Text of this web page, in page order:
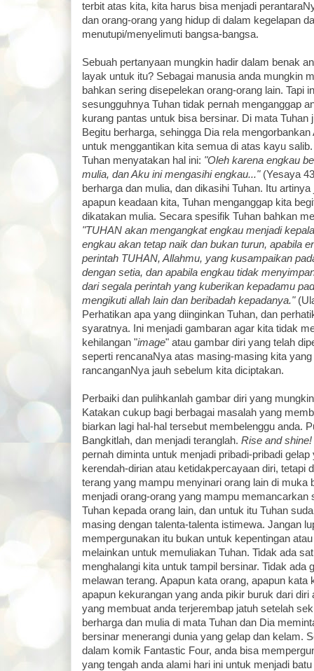
terbit atas kita, kita harus bisa menjadi
dan orang-orang yang hidup di dalam kegelapan
menutupi/menyelimuti bangsa-bangsa.
Sebuah pertanyaan mungkin hadir dalam benak
layak untuk itu? Sebagai manusia anda mungkin
bahkan sering disepelekan orang-orang lain. Tapi
sesungguhnya Tuhan tidak pernah menganggap
kurang pantas untuk bisa bersinar. Di mata Tuhan
Begitu berharga, sehingga Dia rela
untuk menggantikan kita semua di atas kayu
Tuhan menyatakan hal ini: "Oleh karena engkau
mulia, dan Aku ini mengasihi engkau..."(Yesaya
berharga dan mulia, dan dikasihi Tuhan. Itu
apapun keadaan kita, Tuhan menganggap kita
dikatakan mulia. Secara spesifik Tuhan bahkan
"TUHAN akan mengangkat engkau menjadi
engkau akan tetap naik dan bukan turun, apabila
perintah TUHAN, Allahmu, yang kusampaikan
dengan setia, dan apabila engkau tidak
dari segala perintah yang kuberikan kepadamu
mengikuti allah lain dan beribadah kepadanya."
Perhatikan apa yang diinginkan Tuhan, dan
syaratnya. Ini menjadi gambaran agar kita tidak
kehilangan "image" atau gambar diri yang telah
seperti rencanaNya atas masing-masing kita
rancanganNya jauh sebelum kita diciptakan.
Perbaiki dan pulihkanlah gambar diri yang
Katakan cukup bagi berbagai masalah yang
biarkan lagi hal-hal tersebut membelenggu anda.
Bangkitlah, dan menjadi teranglah. Rise and shine!
pernah diminta untuk menjadi pribadi-pribadi
kerendah-dirian atau ketidakpercayaan diri, tetapi
terang yang mampu menyinari orang lain di muka
menjadi orang-orang yang mampu memancarkan
Tuhan kepada orang lain, dan untuk itu Tuhan
masing dengan talenta-talenta istimewa. Jangan
mempergunakan itu bukan untuk kepentingan
melainkan untuk memuliakan Tuhan. Tidak ada
menghalangi kita untuk tampil bersinar. Tidak ada
melawan terang. Apapun kata orang, apapun kata
apapun kekurangan yang anda pikir buruk dari diri
yang membuat anda terjerembap jatuh setelah
berharga dan mulia di mata Tuhan dan Dia
bersinar menerangi dunia yang gelap dan kelam.
dalam komik Fantastic Four, anda bisa
yang tengah anda alami hari ini untuk menjadi